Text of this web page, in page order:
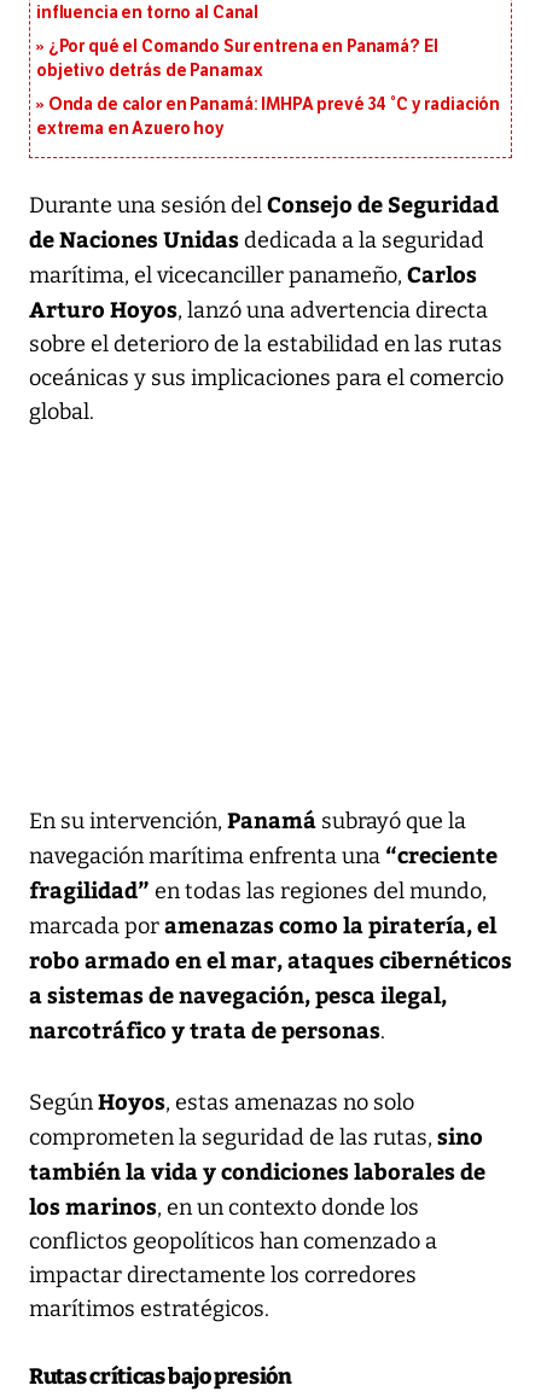
influencia en torno al Canal
¿Por qué el Comando Sur entrena en Panamá? El
objetivo detrás de Panamax
Onda de calor en Panamá: IMHPA prevé 34 °C y radiación
extrema en Azuero hoy
Durante una sesión delConsejo de Seguridad
de Naciones Unidasdedicada a la seguridad
marítima, el vicecanciller panameño, Carlos
Arturo Hoyos, lanzó una advertencia directa
sobre el deterioro de la estabilidad en las rutas
oceánicas y sus implicaciones para el comercio
global.
En su intervención, Panamá subrayó que la
navegación marítima enfrenta una “creciente
fragilidad” en todas las regiones del mundo,
marcada poramenazas como la piratería, el
robo armado en el mar, ataques cibernéticos
a sistemas de navegación, pesca ilegal,
narcotráfico y trata de personas.
SegúnHoyos, estas amenazas no solo
comprometen la seguridad de las rutas, sino
también la vida y condiciones laborales de
los marinos, en un contexto donde los
conflictos geopolíticos han comenzado a
impactar directamente los corredores
marítimos estratégicos.
Rutas críticas bajo presión